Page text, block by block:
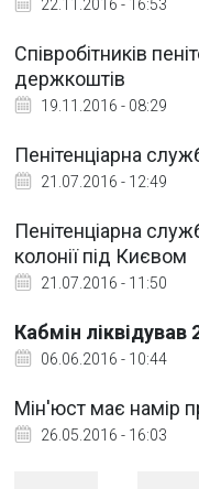
22.11.2016 - 16:53
Співробітників
держкоштів
19.11.2016 - 08:29
Пенітенціарна
21.07.2016 - 12:49
Пенітенціарна
колонії під Києвом
21.07.2016 - 11:50
Кабмін ліквідував
06.06.2016 - 10:44
Мін'юст має намір
26.05.2016 - 16:03